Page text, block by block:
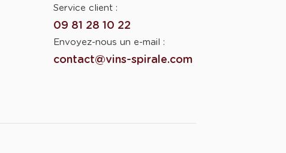
Service client :
09 81 28 10 22
Envoyez-nous un e-mail :
contact@vins-spirale.com